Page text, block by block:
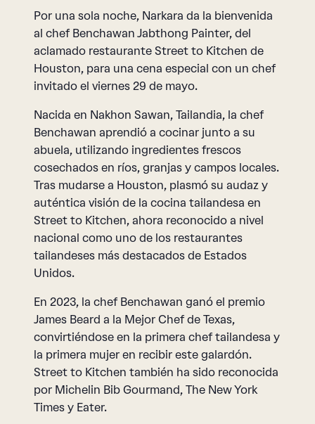
Por una sola noche, Narkara da la bienvenida
al chef Benchawan Jabthong Painter, del
aclamado restaurante Street to Kitchen de
Houston, para una cena especial con un chef
invitado el viernes 29 de mayo.
Nacida en Nakhon Sawan, Tailandia, la chef
Benchawan aprendió a cocinar junto a su
abuela, utilizando ingredientes frescos
cosechados en ríos, granjas y campos locales.
Tras mudarse a Houston, plasmó su audaz y
auténtica visión de la cocina tailandesa en
Street to Kitchen, ahora reconocido a nivel
nacional como uno de los restaurantes
tailandeses más destacados de Estados
Unidos.
En 2023, la chef Benchawan ganó el premio
James Beard a la Mejor Chef de Texas,
convirtiéndose en la primera chef tailandesa y
la primera mujer en recibir este galardón.
Street to Kitchen también ha sido reconocida
por Michelin Bib Gourmand, The New York
Times y Eater.